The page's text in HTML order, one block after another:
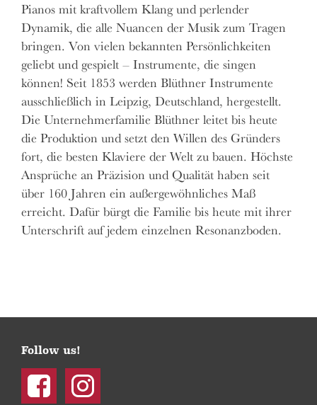
Pianos mit kraftvollem Klang und perlender
Dynamik, die alle Nuancen der Musik zum Tragen
bringen. Von vielen bekannten Persönlichkeiten
geliebt und gespielt – Instrumente, die singen
können! Seit 1853 werden Blüthner Instrumente
ausschließlich in Leipzig, Deutschland, hergestellt.
Die Unternehmerfamilie Blüthner leitet bis heute
die Produktion und setzt den Willen des Gründers
fort, die besten Klaviere der Welt zu bauen. Höchste
Ansprüche an Präzision und Qualität haben seit
über 160 Jahren ein außergewöhnliches Maß
erreicht. Dafür bürgt die Familie bis heute mit ihrer
Unterschrift auf jedem einzelnen Resonanzboden.
Follow us!
Facebook Instagram